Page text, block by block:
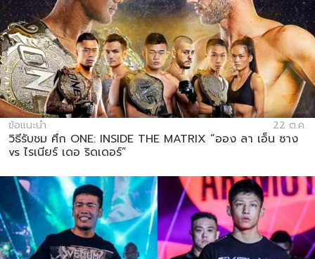
ข้อแนะนำ 22 ต.ค.
วิธีรับชม ศึก ONE: INSIDE THE MATRIX “ออง ลา เอ็น ซาง
vs ไรเนียร์ เดอ ริดเดอร์”